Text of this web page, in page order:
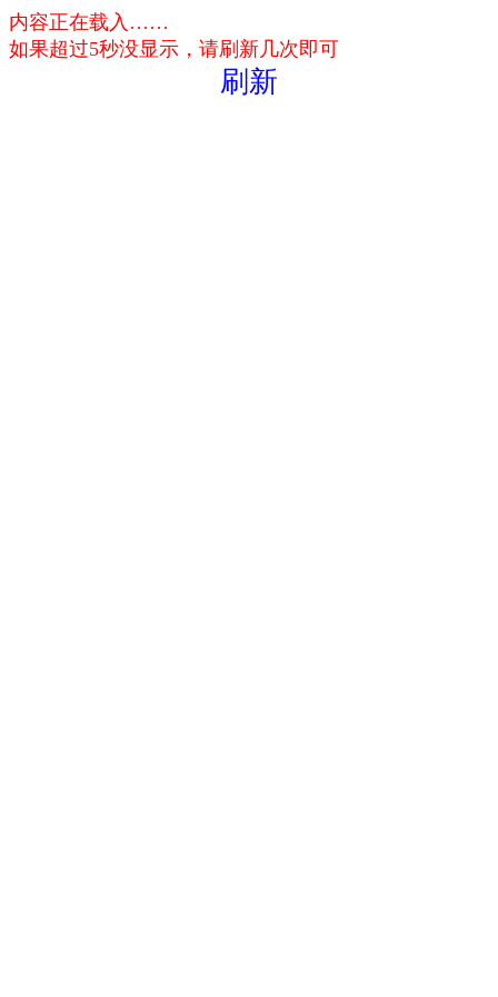
内容正在载入……
如果超过5秒没显示，请刷新几次即可
刷新